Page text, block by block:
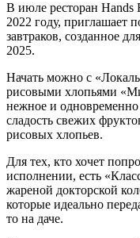
В июле ресторан
2022 году, приглашает
завтраков, созданное
2025.
Начать можно с
рисовыми хлопьями
нежное и одновременно
сладость свежих
рисовых хлопьев.
Для тех, кто хочет
исполнении, есть
жареной докторской
которые идеально
то на даче.